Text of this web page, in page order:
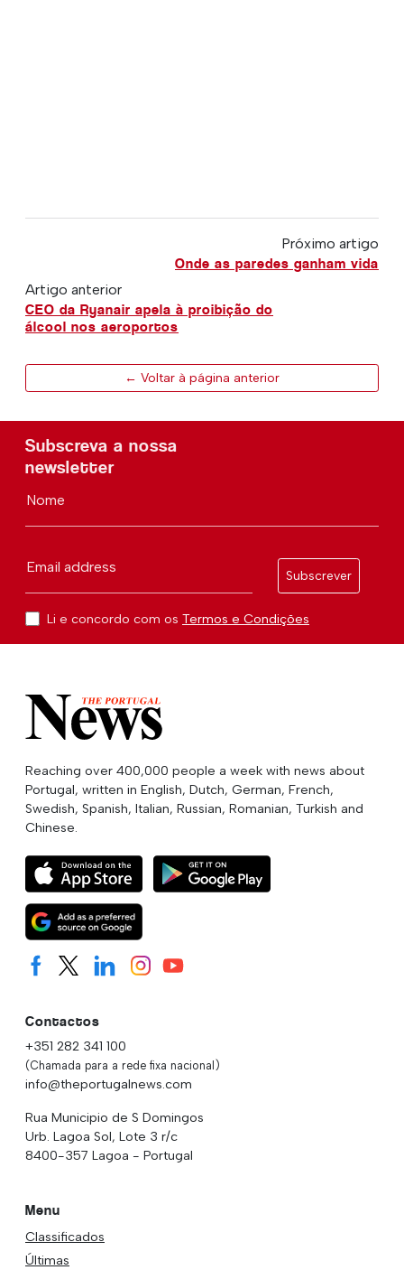
Próximo artigo
Onde as paredes ganham vida
Artigo anterior
CEO da Ryanair apela à proibição do
álcool nos aeroportos
← Voltar à página anterior
Subscreva a nossa
newsletter
Nome
Email address
Subscrever
Li e concordo com os Termos e Condições
Reaching over 400,000 people a week with news about
Portugal, written in English, Dutch, German, French,
Swedish, Spanish, Italian, Russian, Romanian, Turkish and
Chinese.
Contactos
+351 282 341 100
(Chamada para a rede fixa nacional)
info@theportugalnews.com
Rua Municipio de S Domingos
Urb. Lagoa Sol, Lote 3 r/c
8400-357 Lagoa - Portugal
Menu
Classificados
Últimas